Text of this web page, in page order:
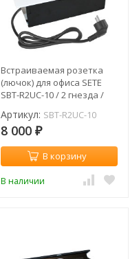
Встраиваемая розетка
(лючок) для офиса SETE
SBT-R2UC-10 / 2 гнезда /
Артикул: SBT-R2UC-10
8 000 ₽
В корзину
В наличии